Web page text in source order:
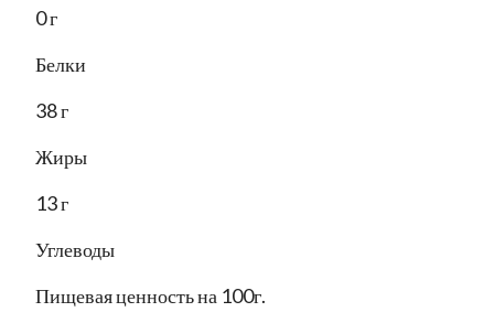
0 г
Белки
38 г
Жиры
13 г
Углеводы
Пищевая ценность на 100г.